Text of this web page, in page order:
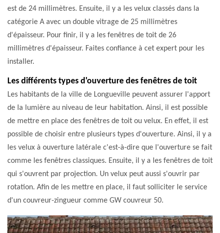
est de 24 millimètres. Ensuite, il y a les velux classés dans la
catégorie A avec un double vitrage de 25 millimètres
d'épaisseur. Pour finir, il y a les fenêtres de toit de 26
millimètres d'épaisseur. Faites confiance à cet expert pour les
installer.
Les différents types d'ouverture des fenêtres de toit
Les habitants de la ville de Longueville peuvent assurer l'apport
de la lumière au niveau de leur habitation. Ainsi, il est possible
de mettre en place des fenêtres de toit ou velux. En effet, il est
possible de choisir entre plusieurs types d'ouverture. Ainsi, il y a
les velux à ouverture latérale c'est-à-dire que l'ouverture se fait
comme les fenêtres classiques. Ensuite, il y a les fenêtres de toit
qui s'ouvrent par projection. Un velux peut aussi s'ouvrir par
rotation. Afin de les mettre en place, il faut solliciter le service
d'un couvreur-zingueur comme GW couvreur 50.